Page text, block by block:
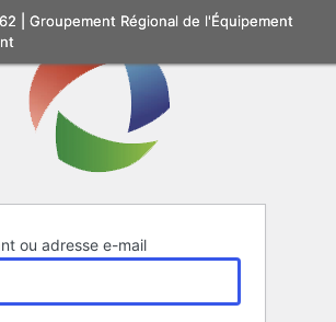
ou adresse e-mail
| Groupement Régional de l'Équipement